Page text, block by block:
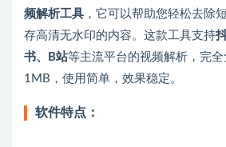
频解析工具 ，它可以帮助您轻松去除
存高清无水印的内容。这款工具支持
书、B站等主流平台的视频解析，完
1MB，使用简单，效果稳定。
软件特点：